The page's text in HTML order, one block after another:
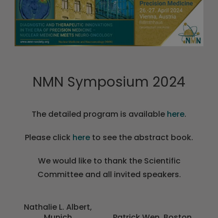
NMN Symposium 2024
The detailed program is available here.
Please click here to see the abstract book.
We would like to thank the Scientific
Committee and all invited speakers.
Nathalie L. Albert,